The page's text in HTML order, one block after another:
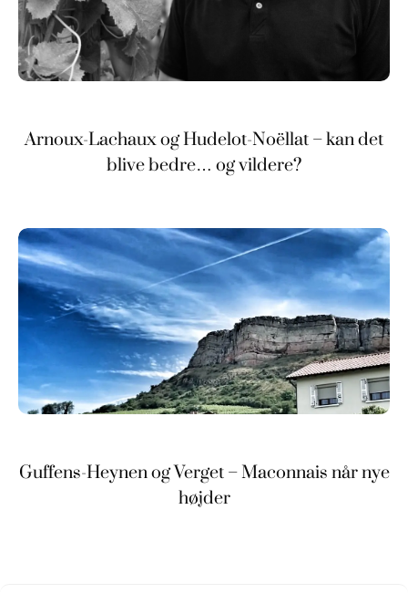
Arnoux-Lachaux og Hudelot-Noëllat – kan det
blive bedre… og vildere?
Guffens-Heynen og Verget – Maconnais når nye
højder